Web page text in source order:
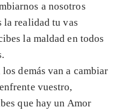
a nosotros
la realidad tu vas
la maldad en todos
demás van a cambiar
vuestro,
que hay un Amor